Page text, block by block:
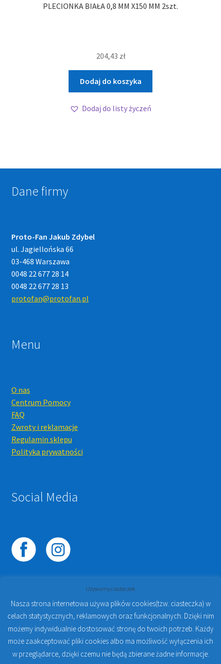
PLECIONKA BIAŁA 0,8 MM X150 MM 2szt.
204,43 zł
Dodaj do koszyka
Dodaj do listy życzeń
Dane firmy
Proto-Fan Jakub Zdybel
ul. Jagiellońska 66
03-468 Warszawa
0048 22 677 28 14
0048 22 677 28 13
protofan@protofan.pl
Menu
O nas
Centrum Pomocy
FAQ
Zwroty i reklamacje
Regulamin sklepu
Polityka prywatności
Social Media
© 2023PROTO-FAN | Sklep Stomatologiczny Online i
Kursy Online Warszawa- Sklep stomatologiczny w
Warszawie | Jakub Zdybel Proto-Fan
Używamy ciasteczek
Nasza strona internetowa używa plików cookies(tzw. ciasteczka) w
celach statystycznych, reklamowych oraz funkcjonalnych. Dzięki nim
możemy indywidualnie dostosować stronę do twoich potrzeb. Każdy
może zaakceptować pliki cookies albo ma możliwość wyłączenia ich
w przeglądarce, dzięki czemu nie będą zbierane żadne informacje.